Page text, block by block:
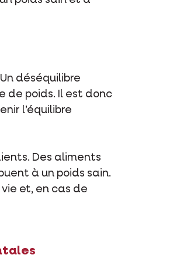
déséquilibre
de poids. Il est donc
l’équilibre
Des aliments
à un poids sain.
et, en cas de